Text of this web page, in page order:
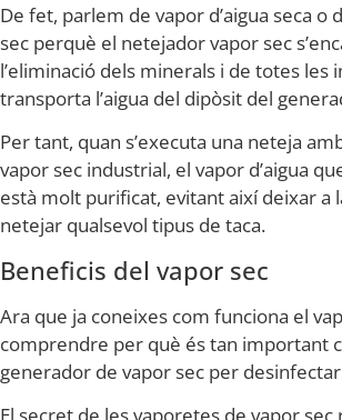
De fet, parlem de vapor d’aigua seca o
sec perquè el netejador vapor sec
l’eliminació dels minerals i de totes les
transporta l’aigua del dipòsit del
Per tant, quan s’executa una neteja
vapor sec industrial, el vapor d’aigua
està molt purificat, evitant així deixar a
netejar qualsevol tipus de taca.
Beneficis del vapor sec
Ara que ja coneixes com funciona el
comprendre per què és tan important
generador de vapor sec per